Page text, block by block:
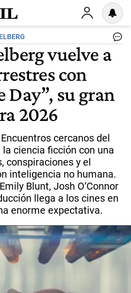
vuelve a
con
Day”, su gran
2026
cercanos del
ciencia ficción con una
conspiraciones y el
inteligencia no humana.
Blunt, Josh O’Connor
llega a los cines en
enorme expectativa.